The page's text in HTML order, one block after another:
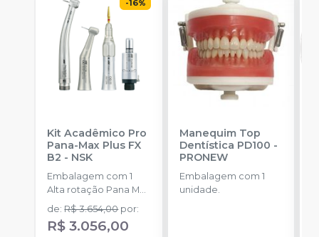
-16%
Kit Acadêmico Pro
Pana-Max Plus FX
B2 - NSK
Embalagem com 1
Alta rotação Pana Max
Plus PB + Contra
ângulo FX23 PB +
Peça reta FX65 +
de:R$ 3.654,00 por:
R$ 3.056,00
Manequim Top
Dentística PD100 -
PRONEW
Embalagem com 1
unidade.